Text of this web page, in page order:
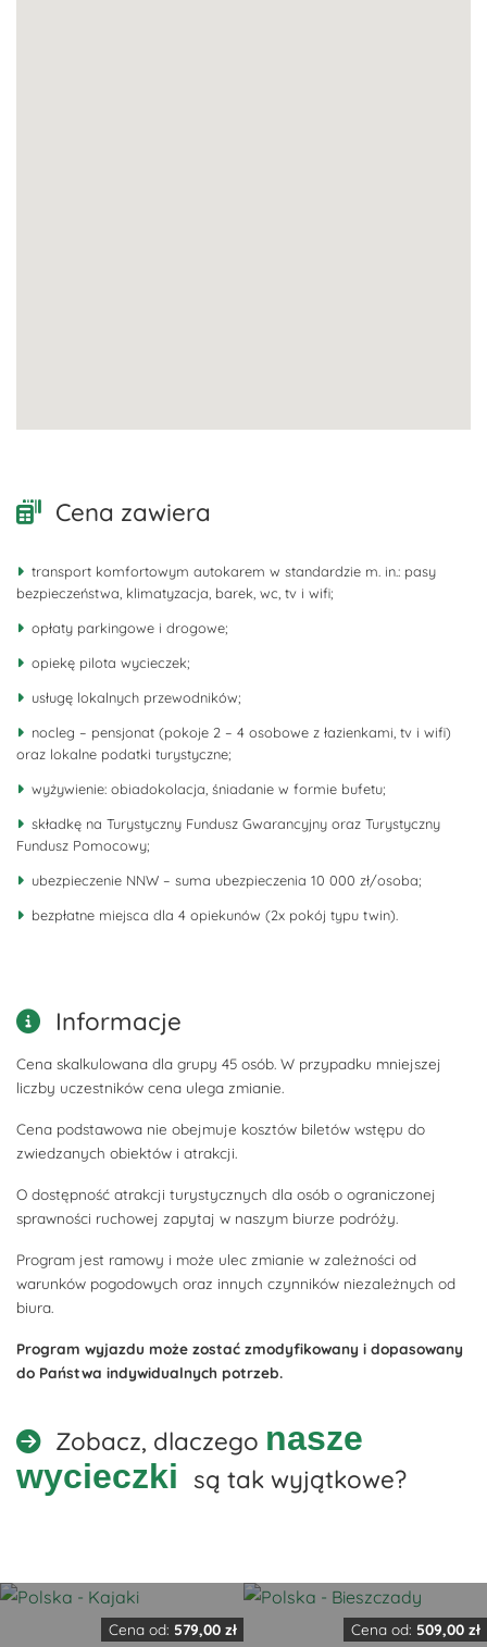
Cena zawiera
transport komfortowym autokarem w standardzie m. in.: pasy
bezpieczeństwa, klimatyzacja, barek, wc, tv i wifi;
opłaty parkingowe i drogowe;
opiekę pilota wycieczek;
usługę lokalnych przewodników;
nocleg – pensjonat (pokoje 2 – 4 osobowe z łazienkami, tv i wifi)
oraz lokalne podatki turystyczne;
wyżywienie: obiadokolacja, śniadanie w formie bufetu;
składkę na Turystyczny Fundusz Gwarancyjny oraz Turystyczny
Fundusz Pomocowy;
ubezpieczenie NNW – suma ubezpieczenia 10 000 zł/osoba;
bezpłatne miejsca dla 4 opiekunów (2x pokój typu twin).
Informacje
Cena skalkulowana dla grupy 45 osób. W przypadku mniejszej
liczby uczestników cena ulega zmianie.
Cena podstawowa nie obejmuje kosztów biletów wstępu do
zwiedzanych obiektów i atrakcji.
O dostępność atrakcji turystycznych dla osób o ograniczonej
sprawności ruchowej zapytaj w naszym biurze podróży.
Program jest ramowy i może ulec zmianie w zależności od
warunków pogodowych oraz innych czynników niezależnych od
biura.
Program wyjazdu może zostać zmodyfikowany i dopasowany
do Państwa indywidualnych potrzeb.
Zobacz, dlaczego nasze
wycieczki
są tak wyjątkowe?
Cena od: 579,00 zł Cena od: 509,00 zł